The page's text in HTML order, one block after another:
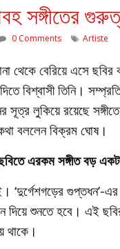
সঙ্গীতের
0 Comments Artiste
থেকে বেরিয়ে এসে
বিশ্বাসী তিনি।
লুকিয়ে রয়েছে
বললেন বিক্রম ঘোষ।
এরকম সঙ্গীত বড়
‘দুর্গেশগড়ের গুপ্তধন’-
শুনতে হবে। এই ছবির
থাকে।